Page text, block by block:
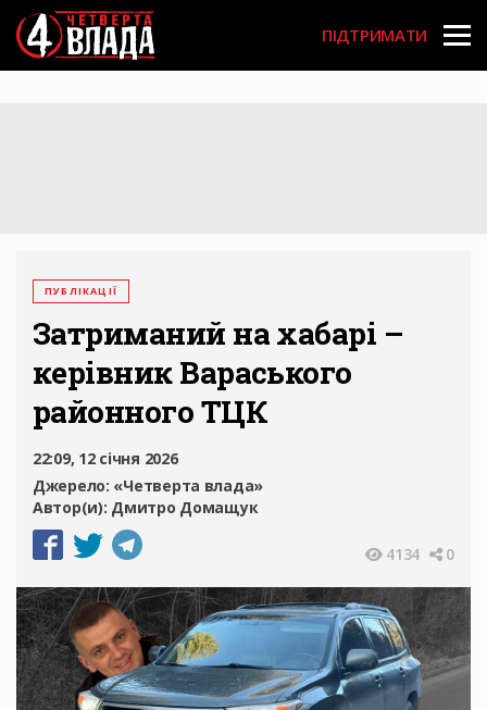
Перейти
до
основного
вмісту
User
account
ПІДТРИМАТИ
ПУБЛІКАЦІЇ
Затриманий на хабарі –
керівник Вараського
районного ТЦК
22:09, 12 січня 2026
Джерело: «Четверта влада»
Автор(и): Дмитро Домащук
4134 0